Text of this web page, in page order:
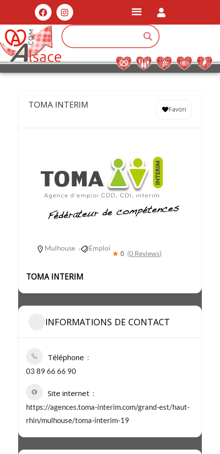
TOMA INTERIM Favori
Mulhouse Emploi
0 (0 Reviews)
TOMA INTERIM
INFORMATIONS DE CONTACT
Téléphone
03 89 66 66 90
Site internet
https://agences.toma-interim.com/grand-est/haut-
rhin/mulhouse/toma-interim-19